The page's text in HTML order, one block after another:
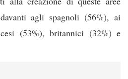
agli spagnoli (56%), ai
(53%), britannici (32%) e